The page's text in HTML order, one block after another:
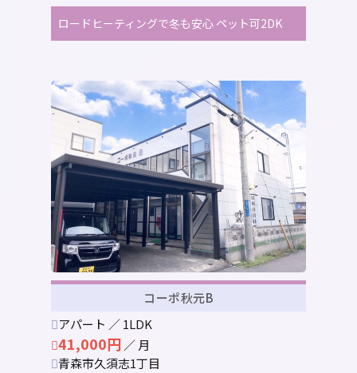
ロードヒーティングで冬も安心 ペット可2DK
コーポ秋元B
アパート ／ 1LDK
41,000円／ 月
青森市久須志1丁目